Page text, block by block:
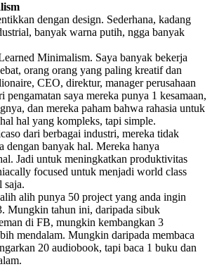
dengan design. Sederhana, kadang
banyak warna putih, ngga banyak
Minimalism. Saya banyak bekerja
orang orang yang paling kreatif dan
CEO, direktur, manager perusahaan
pengamatan saya mereka punya 1 kesamaan,
dan mereka paham bahwa rahasia untuk
hal yang kompleks, tapi simple.
dari berbagai industri, mereka tidak
dengan banyak hal. Mereka hanya
Jadi untuk meningkatkan produktivitas
focused untuk menjadi world class
saja.
alih punya 50 project yang anda ingin
Mungkin tahun ini, daripada sibuk
di FB, mungkin kembangkan 3
mendalam. Mungkin daripada membaca
20 audiobook, tapi baca 1 buku dan